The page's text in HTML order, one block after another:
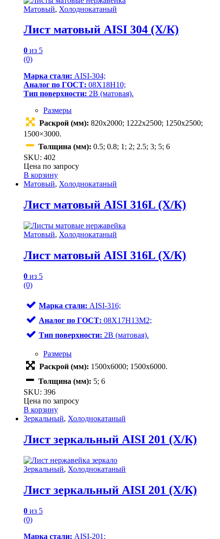
Матовый, Холоднокатаный
Лист матовый AISI 304 (Х/К)
0 из 5
(0)
Марка стали: AISI-304;
Аналог по ГОСТ: 08Х18Н10;
Тип поверхности: 2В (матовая).
Размеры
Раскрой (мм): 820х2000; 1222х2500; 1250х2500;
1500×3000.
Толщина (мм): 0.5; 0.8; 1; 2; 2.5; 3; 5; 6
SKU: 402
Цена по запросу
В корзину
Матовый, Холоднокатаный
Лист матовый AISI 316L (Х/К)
Матовый, Холоднокатаный
Лист матовый AISI 316L (Х/К)
0 из 5
(0)
Марка стали: AISI-316;
Аналог по ГОСТ: 08Х17Н13М2;
Тип поверхности: 2В (матовая).
Размеры
Раскрой (мм): 1500х6000; 1500х6000.
Толщина (мм): 5; 6
SKU: 396
Цена по запросу
В корзину
Зеркальный, Холоднокатаный
Лист зеркальный AISI 201 (Х/К)
Зеркальный, Холоднокатаный
Лист зеркальный AISI 201 (Х/К)
0 из 5
(0)
Марка стали: AISI-201;